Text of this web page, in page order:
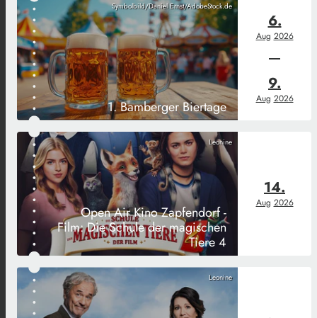
Symbolbild/Daniel Ernst/AdobeStock.de
1. Bamberger Biertage
6.
Aug 2026
9.
Aug 2026
Leonine
Open Air Kino Zapfendorf -
Film: Die Schule der magischen
Tiere 4
14.
Aug 2026
Leonine